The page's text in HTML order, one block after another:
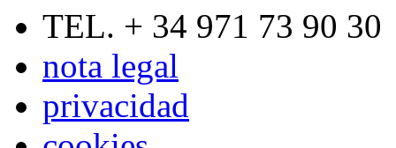
TEL. + 34 971 73 90 30
nota legal
privacidad